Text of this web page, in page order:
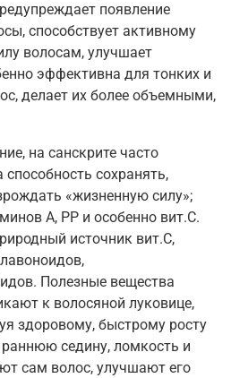
появление
способствует активному
волосам, улучшает
эффективна для тонких и
делает их более объемными,
на санскрите часто
сохранять,
«жизненную силу»;
А, РР и особенно вит.С.
источник вит.С,
Полезные вещества
к волосяной луковице,
здоровому, быстрому росту
седину, ломкость и
сам волос, улучшают его